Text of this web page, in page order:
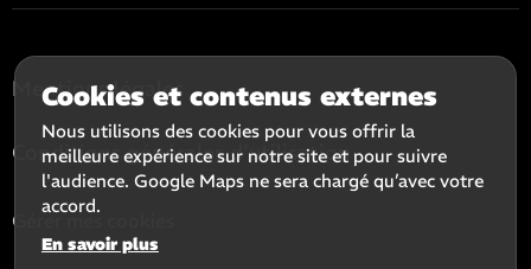
Mentions légales
Conditions générales d'utilisation
Gérer mes cookies
Cookies et contenus externes
Nous utilisons des cookies pour vous offrir la
meilleure expérience sur notre site et pour suivre
l'audience. Google Maps ne sera chargé qu’avec votre
accord.
En savoir plus